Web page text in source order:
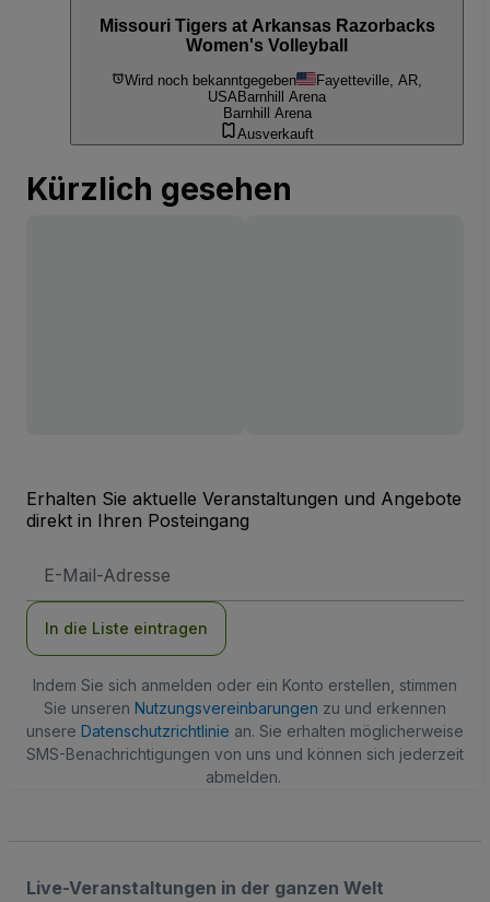
Missouri Tigers at Arkansas Razorbacks
Women's Volleyball
Wird noch bekanntgegeben
Fayetteville, AR,
USABarnhill Arena
Barnhill Arena
Ausverkauft
Kürzlich gesehen
Erhalten Sie aktuelle Veranstaltungen und Angebote
direkt in Ihren Posteingang
Mail-
In die Liste eintragen
Indem Sie sich anmelden oder ein Konto erstellen, stimmen
Sie unseren Nutzungsvereinbarungen zu und erkennen
unsere Datenschutzrichtlinie an. Sie erhalten möglicherweise
SMS-Benachrichtigungen von uns und können sich jederzeit
abmelden.
Live-Veranstaltungen in der ganzen Welt